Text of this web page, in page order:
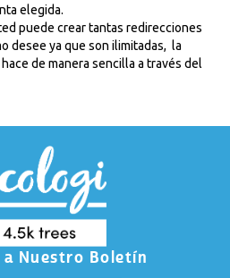
elegida.
puede crear tantas redirecciones
desee ya que son ilimitadas, la
de manera sencilla a través del
Nuestro Boletín